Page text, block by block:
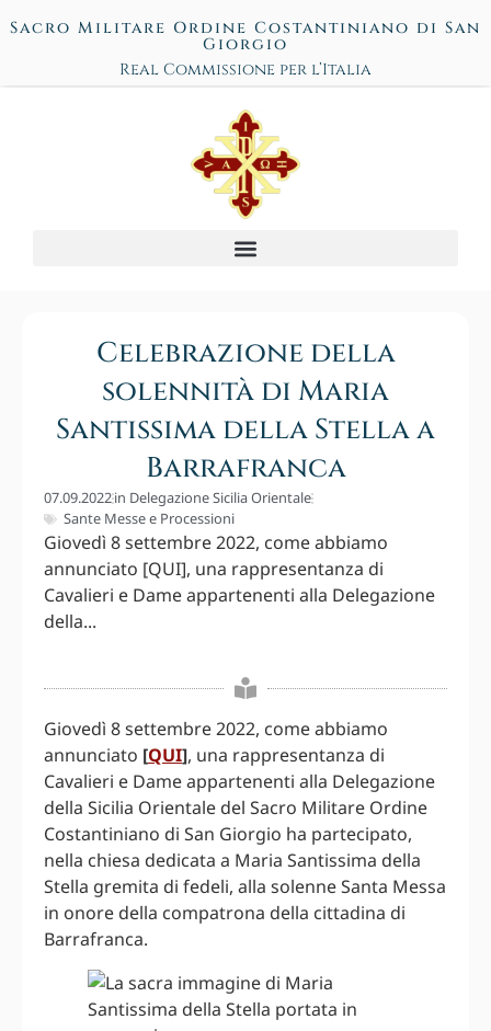
Sacro Militare Ordine Costantiniano di San
Giorgio
Real Commissione per l’Italia
Celebrazione della
solennità di Maria
Santissima della Stella a
Barrafranca
07.09.2022in Delegazione Sicilia Orientale
Sante Messe e Processioni
Giovedì 8 settembre 2022, come abbiamo
annunciato [QUI], una rappresentanza di
Cavalieri e Dame appartenenti alla Delegazione
della...
Giovedì 8 settembre 2022, come abbiamo
annunciato [QUI], una rappresentanza di
Cavalieri e Dame appartenenti alla Delegazione
della Sicilia Orientale del Sacro Militare Ordine
Costantiniano di San Giorgio ha partecipato,
nella chiesa dedicata a Maria Santissima della
Stella gremita di fedeli, alla solenne Santa Messa
in onore della compatrona della cittadina di
Barrafranca.